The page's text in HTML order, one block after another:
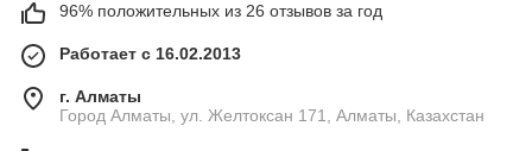
96% положительных из 26 отзывов за год
Работает с 16.02.2013
г. Алматы
Город Алматы, ул. Желтоксан 171, Алматы, Казахстан